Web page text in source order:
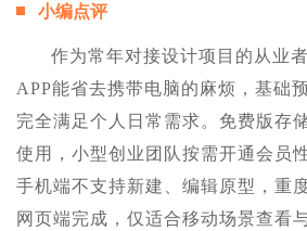
小编点评
作为常年对接设计项目的从业
APP能省去携带电脑的麻烦，基础
完全满足个人日常需求。免费版存
使用，小型创业团队按需开通会员
手机端不支持新建、编辑原型，重
网页端完成，仅适合移动场景查看